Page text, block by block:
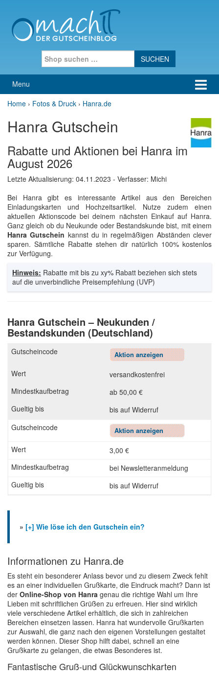
Menu
Home › Fotos & Druck › Hanra.de
Hanra Gutschein
Rabatte und Aktionen bei Hanra im
August 2026
Letzte Aktualisierung: 04.11.2023 - Verfasser: Michi
Bei Hanra gibt es interessante Artikel aus den Bereichen
Einladungskarten und Hochzeitsartikel. Nutze zudem einen
aktuellen Aktionscode bei deinem nächsten Einkauf auf Hanra.
Ganz gleich ob du Neukunde oder Bestandskunde bist, mit einem
Hanra Gutschein kannst du in regelmäßigen Abständen clever
sparen. Sämtliche Rabatte stehen dir natürlich 100% kostenlos
zur Verfügung.
Hinweis: Rabatte mit bis zu xy% Rabatt beziehen sich stets
auf die unverbindliche Preisempfehlung (UVP)
Hanra Gutschein – Neukunden /
Bestandskunden (Deutschland)
Aktion anzeigen
versandkostenfrei
ab 50,00 €
bis auf Widerruf
Aktion anzeigen
3,00 €
bei Newsletteranmeldung
bis auf Widerruf
» [+] Wie löse ich den Gutschein ein?
Informationen zu Hanra.de
Es steht ein besonderer Anlass bevor und zu diesem Zweck fehlt
es an einer individuellen Grußkarte, die Eindruck macht? Dann ist
der Online-Shop von Hanra genau die richtige Wahl um Ihre
Lieben mit schriftlichen Grüßen zu erfreuen. Hier sind wirklich
viele verschiedene Artikel erhältlich, die sich in zahlreichen
Bereichen einsetzen lassen. Hanra hat wundervolle Grußkarten
zur Auswahl, die ganz nach den eigenen Vorstellungen gestaltet
werden können. Dieser Shop hilft dabei, schnell an eine
Grußkarte zu gelangen, die etwas Besonderes ist.
Fantastische Gruß-und Glückwunschkarten